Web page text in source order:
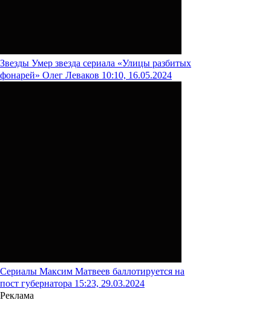
Звезды Умер звезда сериала «Улицы разбитых
фонарей» Олег Леваков 10:10, 16.05.2024
Сериалы Максим Матвеев баллотируется на
пост губернатора 15:23, 29.03.2024
Реклама